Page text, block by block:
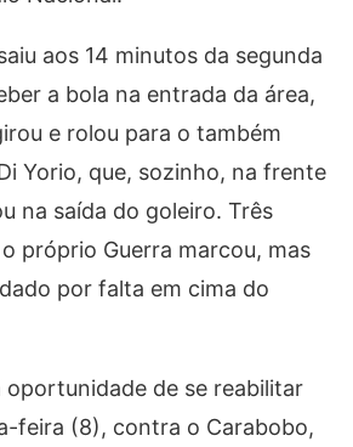
aos 14 minutos da segunda
a bola na entrada da área,
e rolou para o também
Yorio, que, sozinho, na frente
na saída do goleiro. Três
próprio Guerra marcou, mas
por falta em cima do
oportunidade de se reabilitar
feira (8), contra o Carabobo,